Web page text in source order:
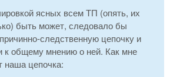
ясных всем ТП (опять, их
быть может, следовало бы
следственную цепочку и
к общему мнению о ней. Как мне
наша цепочка: